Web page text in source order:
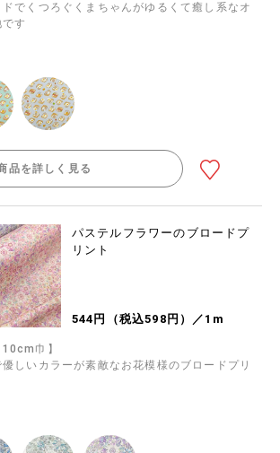
でくつろぐくまちゃんがゆるくて癒し系なオ
す
品を詳しく見る
パステルフラワーのブロードプ
リント
544円（税込598円）／1m
巾】
しいカラーが素敵なお花模様のブロードプリ